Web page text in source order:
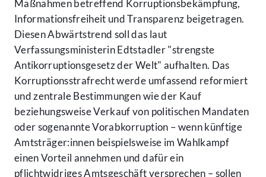
Maßnahmen betreffend Korruptionsbekämpfung,
Informationsfreiheit und Transparenz beigetragen.
Diesen Abwärtstrend soll das laut
Verfassungsministerin Edtstadler "strengste
Antikorruptionsgesetz der Welt" aufhalten. Das
Korruptionsstrafrecht werde umfassend reformiert
und zentrale Bestimmungen wie der Kauf
beziehungsweise Verkauf von politischen Mandaten
oder sogenannte Vorabkorruption – wenn künftige
Amtsträger:innen beispielsweise im Wahlkampf
einen Vorteil annehmen und dafür ein
pflichtwidriges Amtsgeschäft versprechen – sollen